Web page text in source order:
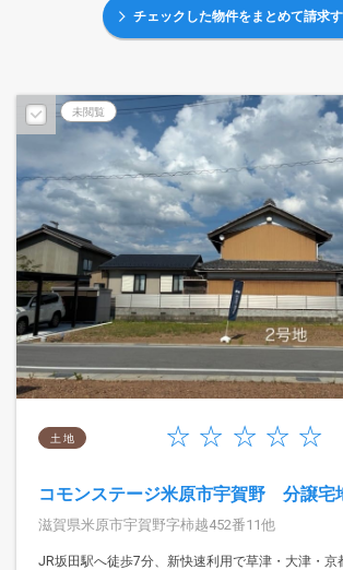
チェックした物件をまとめて請求
未閲覧
土 地
コモンステージ米原市宇賀野 分譲宅
滋賀県米原市宇賀野字柿越452番11他
JR坂田駅へ徒歩7分、新快速利用で草津・大津・京